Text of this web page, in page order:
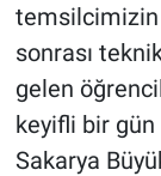
temsilcimizin
sonrası
gelen
keyifli bir
Sakarya